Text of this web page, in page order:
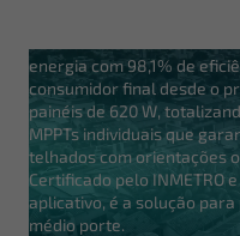
energia com 98,1% de
consumidor final desde o
painéis de 620 W,
MPPTs individuais que
telhados com orientações
Certificado pelo INMETRO
aplicativo, é a solução
médio porte.